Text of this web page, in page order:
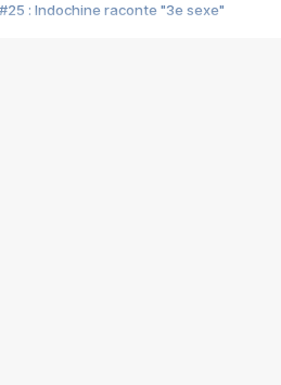
#25 : Indochine raconte "3e sexe"